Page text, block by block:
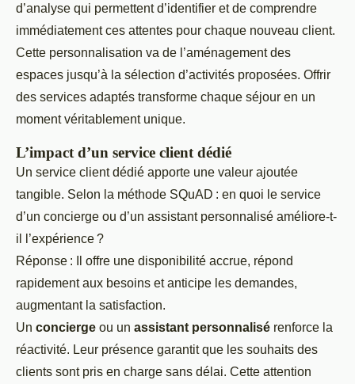
d’analyse qui permettent d’identifier et de comprendre
immédiatement ces attentes pour chaque nouveau client.
Cette personnalisation va de l’aménagement des
espaces jusqu’à la sélection d’activités proposées. Offrir
des services adaptés transforme chaque séjour en un
moment véritablement unique.
L’impact d’un service client dédié
Un service client dédié apporte une valeur ajoutée
tangible. Selon la méthode SQuAD : en quoi le service
d’un concierge ou d’un assistant personnalisé améliore-t-
il l’expérience ?
Réponse : Il offre une disponibilité accrue, répond
rapidement aux besoins et anticipe les demandes,
augmentant la satisfaction.
Un concierge ou un assistant personnalisé renforce la
réactivité. Leur présence garantit que les souhaits des
clients sont pris en charge sans délai. Cette attention